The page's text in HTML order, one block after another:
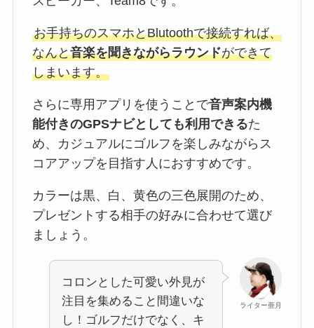
お手持ちのスマホとBlutoothで接続すれば、
なんと音楽を聞きながらラウンドができて
しまいます。
さらに専用アプリを使うことで音声案内機
能付きのGPSナビとしても利用できるた
め、カジュアルにゴルフを楽しみながらス
コアアップを目指す人におすすめです。
カラーは黒、白、黄色の三色展開のため、
プレゼントする相手の好みに合わせて選び
ましょう。
ライター亜月
コロンとした可愛い外見が
注目を集めること間違いな
し！ゴルフだけでなく、キ